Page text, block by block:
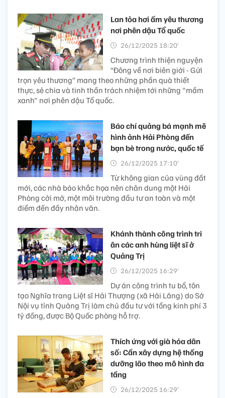
Lan tỏa hơi ấm yêu thương
nơi phên dậu Tổ quốc
26/12/2025 18:20’
Chương trình thiện nguyện
“Đông về nơi biên giới - Gửi
trọn yêu thương” mang theo những phần quà thiết
thực, sẻ chia và tinh thần trách nhiệm tới những "mầm
xanh" nơi phên dậu Tổ quốc.
Báo chí quảng bá mạnh mẽ
hình ảnh Hải Phòng đến
bạn bè trong nước, quốc tế
26/12/2025 17:10’
Từ không gian của vùng đất
mới, các nhà báo khắc họa nên chân dung một Hải
Phòng cởi mở, một môi trường đầu tư an toàn và một
điểm đến đầy nhân văn.
Khánh thành công trình tri
ân các anh hùng liệt sĩ ở
Quảng Trị
26/12/2025 16:29’
Dự án công trình tu bổ, tôn
tạo Nghĩa trang Liệt sĩ Hải Thượng (xã Hải Lăng) do Sở
Nội vụ tỉnh Quảng Trị làm chủ đầu tư với tổng kinh phí 3
tỷ đồng, được Bộ Quốc phòng hỗ trợ.
Thích ứng với già hóa dân
số: Cần xây dựng hệ thống
dưỡng lão theo mô hình đa
tầng​
26/12/2025 16:29’